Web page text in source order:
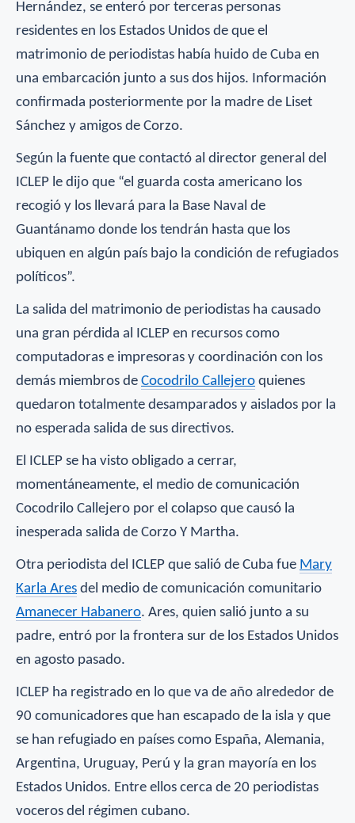
Hernández, se enteró por terceras personas
residentes en los Estados Unidos de que el
matrimonio de periodistas había huido de Cuba en
una embarcación junto a sus dos hijos. Información
confirmada posteriormente por la madre de Liset
Sánchez y amigos de Corzo.
Según la fuente que contactó al director general del
ICLEP le dijo que “el guarda costa americano los
recogió y los llevará para la Base Naval de
Guantánamo donde los tendrán hasta que los
ubiquen en algún país bajo la condición de refugiados
políticos”.
La salida del matrimonio de periodistas ha causado
una gran pérdida al ICLEP en recursos como
computadoras e impresoras y coordinación con los
demás miembros de Cocodrilo Callejero quienes
quedaron totalmente desamparados y aislados por la
no esperada salida de sus directivos.
El ICLEP se ha visto obligado a cerrar,
momentáneamente, el medio de comunicación
Cocodrilo Callejero por el colapso que causó la
inesperada salida de Corzo Y Martha.
Otra periodista del ICLEP que salió de Cuba fue Mary
Karla Ares del medio de comunicación comunitario
Amanecer Habanero. Ares, quien salió junto a su
padre, entró por la frontera sur de los Estados Unidos
en agosto pasado.
ICLEP ha registrado en lo que va de año alrededor de
90 comunicadores que han escapado de la isla y que
se han refugiado en países como España, Alemania,
Argentina, Uruguay, Perú y la gran mayoría en los
Estados Unidos. Entre ellos cerca de 20 periodistas
voceros del régimen cubano.